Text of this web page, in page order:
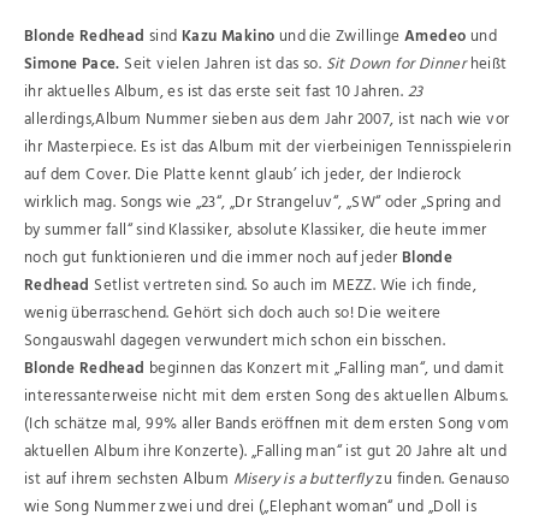
Blonde Redhead sind Kazu Makino und die ZwillingeAmedeo und
Simone Pace. Seit vielen Jahren ist das so. Sit Down for Dinnerheißt
ihr aktuelles Album, es ist das erste seit fast 10 Jahren.23
allerdings,Album Nummer sieben aus dem Jahr 2007, ist nach wie vor
ihr Masterpiece. Es ist das Album mit der vierbeinigen Tennisspielerin
auf dem Cover. Die Platte kennt glaub’ ich jeder, der Indierock
wirklich mag. Songs wie „23“, „Dr Strangeluv“, „SW“ oder „Spring and
by summer fall“ sind Klassiker, absolute Klassiker, die heute immer
noch gut funktionieren und die immer noch auf jeder Blonde
Redhead Setlist vertreten sind. So auch im MEZZ. Wie ich finde,
wenig überraschend. Gehört sich doch auch so! Die weitere
Songauswahl dagegen verwundert mich schon ein bisschen.
Blonde Redhead beginnen das Konzert mit „Falling man“, und damit
interessanterweise nicht mit dem ersten Song des aktuellen Albums.
(Ich schätze mal, 99% aller Bands eröffnen mit dem ersten Song vom
aktuellen Album ihre Konzerte). „Falling man“ ist gut 20 Jahre alt und
ist auf ihrem sechsten Album Misery is a butterflyzu finden. Genauso
wie Song Nummer zwei und drei („Elephant woman“ und „Doll is